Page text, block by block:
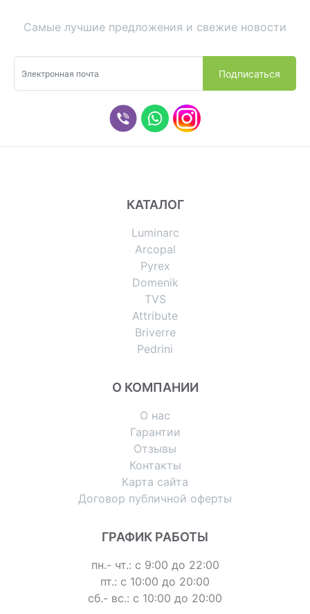
Самые лучшие предложения и свежие новости
КАТАЛОГ
Luminarc
Arcopal
Pyrex
Domenik
TVS
Attribute
Briverre
Pedrini
О КОМПАНИИ
О нас
Гарантии
Отзывы
Контакты
Карта сайта
Договор публичной оферты
ГРАФИК РАБОТЫ
пн.- чт.: с 9:00 до 22:00
пт.: с 10:00 до 20:00
сб.- вс.: с 10:00 до 20:00